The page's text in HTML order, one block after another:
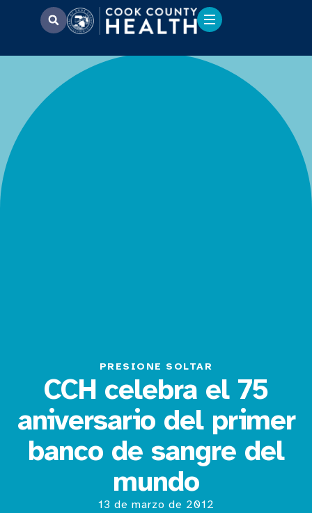
PRESIONE SOLTAR
CCH celebra el 75
aniversario del primer
banco de sangre del
mundo
13 de marzo de 2012